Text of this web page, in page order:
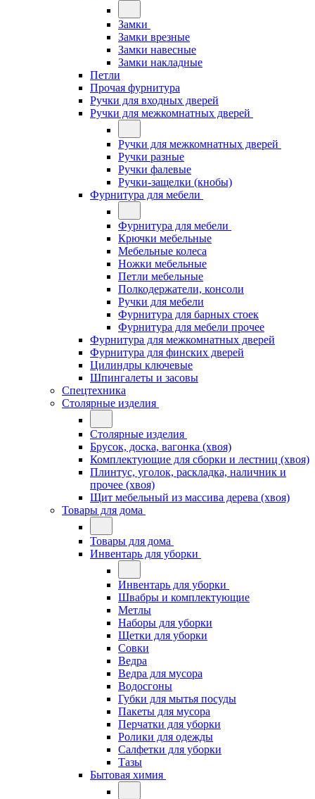
Замки
Замки врезные
Замки навесные
Замки накладные
Петли
Прочая фурнитура
Ручки для входных дверей
Ручки для межкомнатных дверей
Ручки для межкомнатных дверей
Ручки разные
Ручки фалевые
Ручки-защелки (кнобы)
Фурнитура для мебели
Фурнитура для мебели
Крючки мебельные
Мебельные колеса
Ножки мебельные
Петли мебельные
Полкодержатели, консоли
Ручки для мебели
Фурнитура для барных стоек
Фурнитура для мебели прочее
Фурнитура для межкомнатных дверей
Фурнитура для финских дверей
Цилиндры ключевые
Шпингалеты и засовы
Спецтехника
Столярные изделия
Столярные изделия
Брусок, доска, вагонка (хвоя)
Комплектующие для сборки и лестниц (хвоя)
Плинтус, уголок, раскладка, наличник и
прочее (хвоя)
Щит мебельный из массива дерева (хвоя)
Товары для дома
Товары для дома
Инвентарь для уборки
Инвентарь для уборки
Швабры и комплектующие
Метлы
Наборы для уборки
Щетки для уборки
Совки
Ведра
Ведра для мусора
Водосгоны
Губки для мытья посуды
Пакеты для мусора
Перчатки для уборки
Ролики для одежды
Салфетки для уборки
Тазы
Бытовая химия